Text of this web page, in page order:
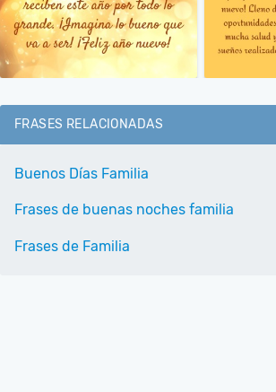
FRASES RELACIONADAS
Buenos Días Familia
Frases de buenas noches familia
Frases de Familia